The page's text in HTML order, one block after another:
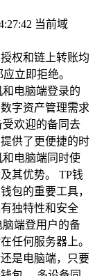
当前域
权和链上转账均
立即拒绝。
电脑端登录的
字资产管理需求
欢迎的备同去
供了更便捷的时
电脑端同时使
其优势。 TP钱
包的重要工具，
独特性和安全
端登用户的备
任何服务器上。
是电脑端，只要